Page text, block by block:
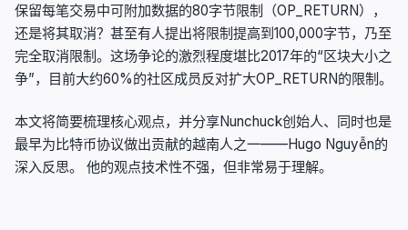
保留每笔交易中可附加数据的80字节限制（OP_RETURN），
还是将其取消？甚至有人提出将限制提高到100,000字节，乃至
完全取消限制。这场争论的激烈程度堪比2017年的“区块大小之
争”，目前大约60%的社区成员反对扩大OP_RETURN的限制。
本文将简要梳理核心观点，并分享Nunchuck创始人、同时也是
最早为比特币协议做出贡献的越南人之一——Hugo Nguyễn的
深入反思。 他的观点技术性不强，但非常易于理解。